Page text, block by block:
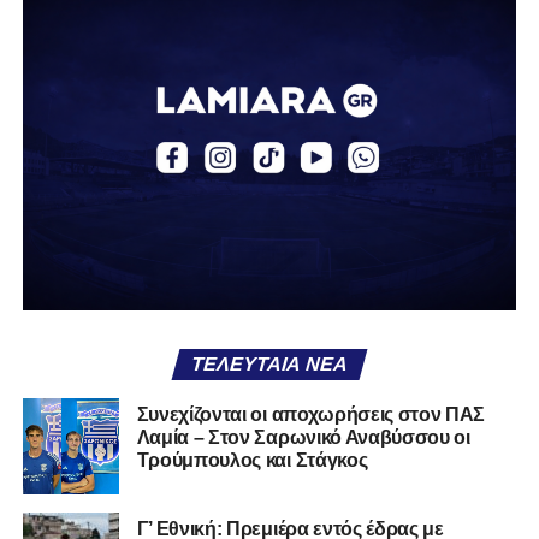
περσινή σεζόν πραγματοποίησε γεμάτη χρονιά στη Γ’
Στο παρελθόν αγωνίστηκε στην ΑΕΚ Β’, με την οποία
κατέγραψε 10 συμμετοχές στη Super League 2, καθώς
επίσης σε Εθνικό και Ζάκυνθο. Ξεκίνησε την καριέρα του
στις 26 Σεπτεμβρίου 2021.
Καλωσορίζουμε τον Βασίλη στην οικογένεια του
Σαρωνικού και του ευχόμαστε υγεία και πολλές
επιτυχίες.»
ΤΕΛΕΥΤΑΊΑ ΝΈΑ
Συνεχίζονται οι αποχωρήσεις στον ΠΑΣ
Λαμία – Στον Σαρωνικό Αναβύσσου οι
Τρούμπουλος και Στάγκος
Γ’ Εθνική: Πρεμιέρα εντός έδρας με